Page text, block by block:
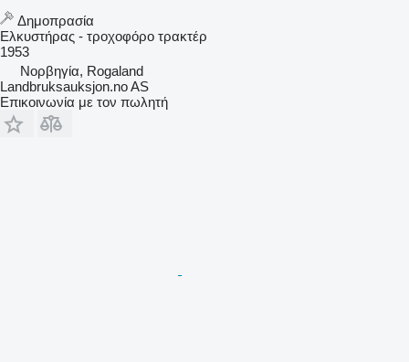
Δημοπρασία
Ελκυστήρας - τροχοφόρο τρακτέρ
1953
Νορβηγία, Rogaland
Landbruksauksjon.no AS
Επικοινωνία με τον πωλητή